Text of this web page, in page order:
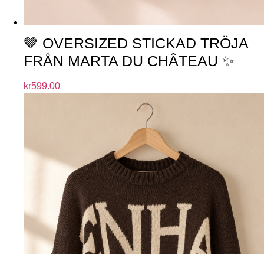
🤎 OVERSIZED STICKAD TRÖJA
FRÅN MARTA DU CHÂTEAU ✨
kr599.00